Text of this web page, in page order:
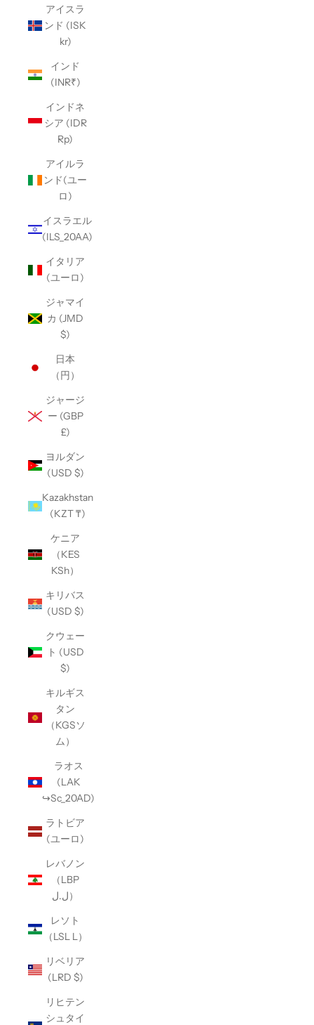
アイスラ
ンド (ISK
kr)
インド
(INR₹)
インドネ
シア (IDR
Rp)
アイルラ
ンド(ユー
ロ)
イスラエル
(ILS_20AA)
イタリア
(ユーロ)
ジャマイ
カ (JMD
$)
日本
（円）
ジャージ
ー (GBP
£)
ヨルダン
(USD $)
Kazakhstan
(KZT ₸)
ケニア
（KES
KSh）
キリバス
(USD $)
クウェー
ト (USD
$)
キルギス
タン
（KGSソ
ム）
ラオス
(LAK
↪Sc_20AD)
ラトビア
(ユーロ)
レバノン
（LBP
ل.ل）
レソト
（LSL L）
リベリア
(LRD $)
リヒテン
シュタイ